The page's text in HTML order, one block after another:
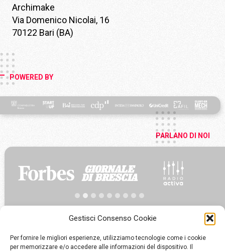
Gestisci Consenso Cookie
Per fornire le migliori esperienze, utilizziamo tecnologie come i cookie
per memorizzare e/o accedere alle informazioni del dispositivo. Il
Archimake
Via Domenico Nicolai, 16
70122 Bari (BA)
POWERED BY
PARLANO DI NOI